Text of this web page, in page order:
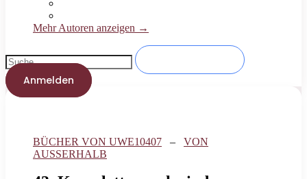
Mehr Autoren anzeigen →
Anmelden
BÜCHER VON UWE10407 – VON
AUSSERHALB